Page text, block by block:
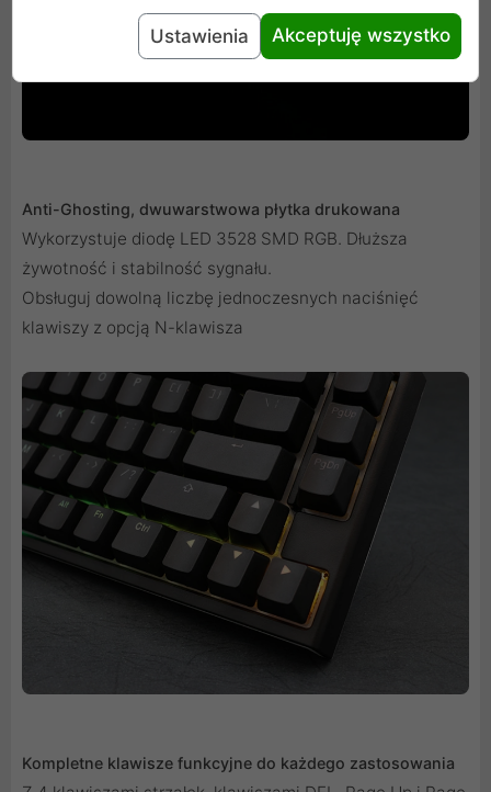
Anti-Ghosting, dwuwarstwowa płytka drukowana
Wykorzystuje diodę LED 3528 SMD RGB. Dłuższa
żywotność i stabilność sygnału.
Obsługuj dowolną liczbę jednoczesnych naciśnięć
klawiszy z opcją N-klawisza
Kompletne klawisze funkcyjne do każdego zastosowania
Ustawienia Akceptuję wszystko